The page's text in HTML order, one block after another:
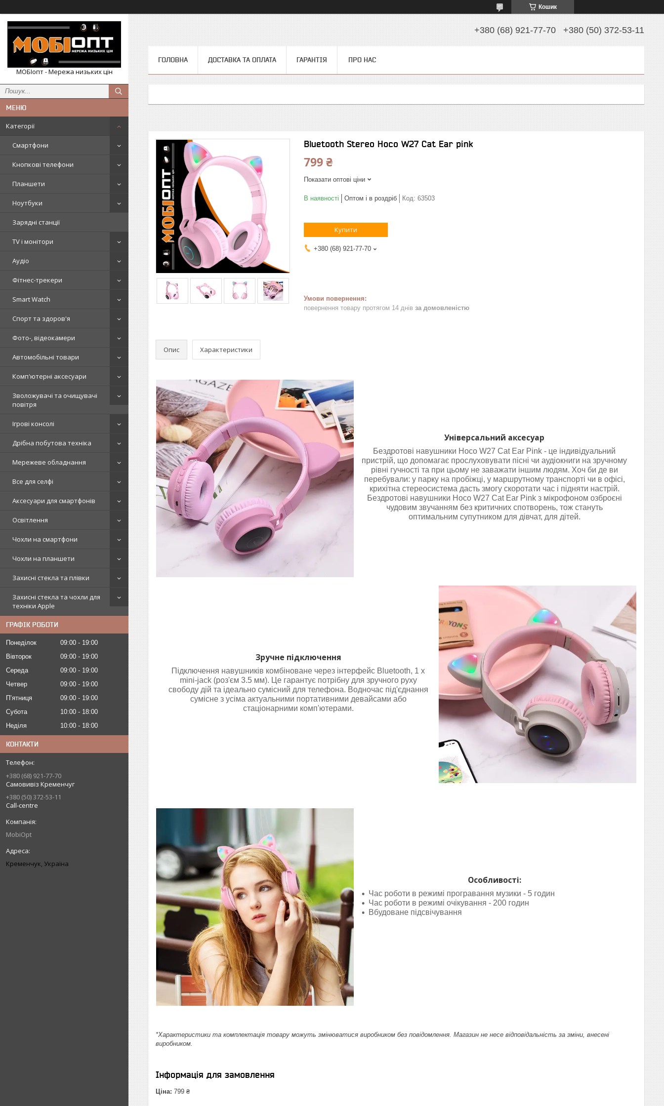
Кошик
МОБІопт - Мережа низьких цін
Категорії
Смартфони
Кнопкові телефони
Планшети
Ноутбуки
Зарядні станції
TV і монітори
Аудіо
Фітнес-трекери
Smart Watch
Спорт та здоров'я
Фото-, відеокамери
Автомобільні товари
Комп'ютерні аксесуари
Зволожувачі та очищувачі
повітря
Ігрові консолі
Дрібна побутова техніка
Мережеве обладнання
Все для селфі
Аксесуари для смартфонів
Освітлення
Чохли на смартфони
Чохли на планшети
Захисні стекла та плівки
Захисні стекла та чохли для
техніки Apple
ГРАФІК РОБОТИ
Понеділок 09:00
19:00
Вівторок
09:00
19:00
Середа
09:00
19:00
Четвер
09:00
19:00
Пʼятниця
09:00
19:00
Субота
10:00
18:00
Неділя
10:00 18:00
КОНТАКТИ
+380 (68) 921-77-70
Самовивіз Кременчуг
+380 (50) 372-53-11
Call-centre
MobiOpt
Кременчук, Україна
+380 (68) 921-77-70 +380 (50) 372-53-11
ГОЛОВНА ДОСТАВКА ТА ОПЛАТА ГАРАНТІЯ ПРО НАС
Bluetooth Stereo Hoco W27 Cat Ear pink
799 ₴
Показати оптові ціни
В наявності Оптом і в роздріб Код: 63503
Купити
+380 (68) 921-77-70
повернення товару протягом 14 днів за домовленістю
Опис Характеристики
Універсальний аксесуар
Бездротові навушники Hoco W27 Cat Ear Pink - це індивідуальний
пристрій, що допомагає прослуховувати пісні чи аудіокниги на зручному
рівні гучності та при цьому не заважати іншим людям. Хоч би де ви
перебували: у парку на пробіжці, у маршрутному транспорті чи в офісі,
крихітна стереосистема дасть змогу скоротати час і підняти настрій.
Бездротові навушники Hoco W27 Cat Ear Pink з мікрофоном озброєні
чудовим звучанням без критичних спотворень, тож стануть
оптимальним супутником для дівчат, для дітей.
Зручне підключення
Підключення навушників комбіноване через інтерфейс Bluetooth, 1 x
mini-jack (роз'єм 3.5 мм). Це гарантує потрібну для зручного руху
свободу дій та ідеально сумісний для телефона. Водночас під'єднання
сумісне з усіма актуальними портативними девайсами або
стаціонарними комп'ютерами.
Особливості:
Час роботи в режимі програвання музики - 5 годин
Час роботи в режимі очікування - 200 годин
Вбудоване підсвічування
*Характеристики та комплектація товару можуть змінюватися виробником без повідомлення. Магазин не несе відповідальність за зміни, внесені
виробником.
Інформація для замовлення
Ціна: 799 ₴